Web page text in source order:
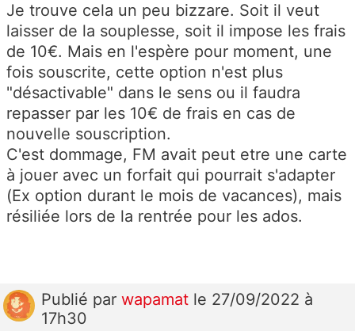
Je trouve cela un peu bizzare. Soit il veut
laisser de la souplesse, soit il impose les frais
de 10€. Mais en l'espère pour moment, une
fois souscrite, cette option n'est plus
"désactivable" dans le sens ou il faudra
repasser par les 10€ de frais en cas de
nouvelle souscription.
C'est dommage, FM avait peut etre une carte
à jouer avec un forfait qui pourrait s'adapter
(Ex option durant le mois de vacances), mais
résiliée lors de la rentrée pour les ados.
Publié par wapamat le 27/09/2022 à
17h30